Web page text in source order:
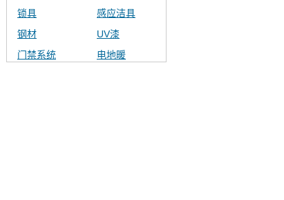
锁具
感应洁具
钢材
UV漆
门禁系统
电地暖